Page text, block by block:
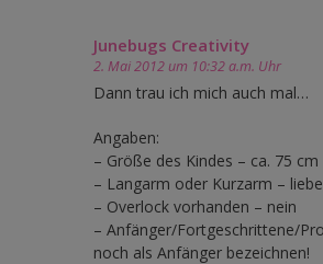
Junebugs Creativity
2. Mai 2012 um 10:32 a.m. Uhr
Dann trau ich mich auch mal…
Angaben:
– Größe des Kindes – ca. 75 cm
– Langarm oder Kurzarm –
– Overlock vorhanden – nein
– Anfänger/Fortgeschrittene/
noch als Anfänger bezeichnen!